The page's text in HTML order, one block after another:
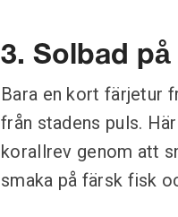
3. Solbad
Bara en kort färjetur
från stadens puls.
korallrev genom att
smaka på färsk fisk